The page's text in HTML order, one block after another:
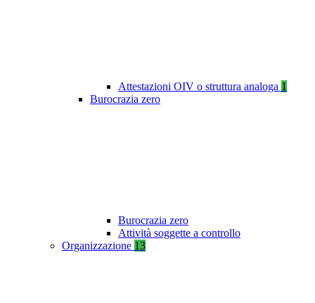
Attestazioni OIV o struttura analoga 1
Burocrazia zero
Burocrazia zero
Attività soggette a controllo
Organizzazione 13